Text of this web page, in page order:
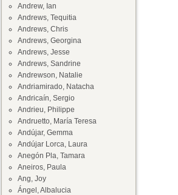
Andrew, Ian
Andrews, Tequitia
Andrews, Chris
Andrews, Georgina
Andrews, Jesse
Andrews, Sandrine
Andrewson, Natalie
Andriamirado, Natacha
Andricaín, Sergio
Andrieu, Philippe
Andruetto, María Teresa
Andújar, Gemma
Andújar Lorca, Laura
Anegón Pla, Tamara
Aneiros, Paula
Ang, Joy
Ángel, Albalucia